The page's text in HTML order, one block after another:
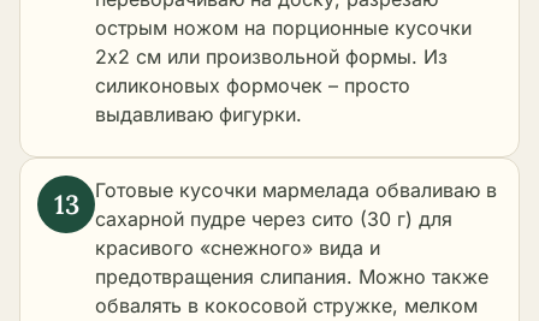
острым ножом на порционные кусочки
2х2 см или произвольной формы. Из
силиконовых формочек – просто
выдавливаю фигурки.
Готовые кусочки мармелада обваливаю в
сахарной пудре через сито (30 г) для
красивого «снежного» вида и
предотвращения слипания. Можно также
обвалять в кокосовой стружке, мелком